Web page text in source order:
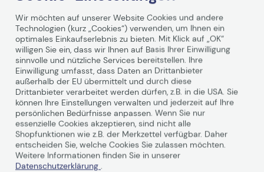
Technische Daten
Allgemein
Hersteller
Fujitsu
Herst. Art. Nr.
Wir möchten auf unserer Website Cookies und andere
Technologien (kurz „Cookies“) verwenden, um Ihnen ein
optimales Einkaufserlebnis zu bieten. Mit Klick auf „OK“
willigen Sie ein, dass wir Ihnen auf Basis Ihrer Einwilligung
sinnvolle und nützliche Services bereitstellen. Ihre
Einwilligung umfasst, dass Daten an Drittanbieter
außerhalb der EU übermittelt und durch diese
Drittanbieter verarbeitet werden dürfen, z.B. in die USA. Sie
können Ihre Einstellungen verwalten und jederzeit auf Ihre
persönlichen Bedürfnisse anpassen. Wenn Sie nur
essenzielle Cookies akzeptieren, sind nicht alle
Shopfunktionen wie z.B. der Merkzettel verfügbar. Daher
entscheiden Sie, welche Cookies Sie zulassen möchten.
Weitere Informationen finden Sie in unserer
Datenschutzerklärung .